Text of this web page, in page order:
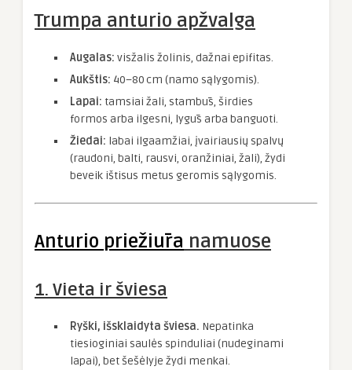
Trumpa anturio apžvalga
Augalas: visžalis žolinis, dažnai epifitas.
Aukštis: 40–80 cm (namo sąlygomis).
Lapai: tamsiai žali, stambūs, širdies
formos arba ilgesni, lygūs arba banguoti.
Žiedai: labai ilgaamžiai, įvairiausių spalvų
(raudoni, balti, rausvi, oranžiniai, žali), žydi
beveik ištisus metus geromis sąlygomis.
Anturio priežiūra namuose
1. Vieta ir šviesa
Ryški, išsklaidyta šviesa. Nepatinka
tiesioginiai saulės spinduliai (nudeginami
lapai), bet šešėlyje žydi menkai.